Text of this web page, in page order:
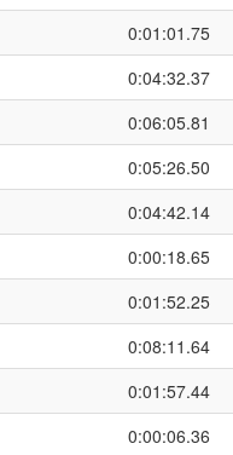
0:01:01.75
0:04:32.37
0:06:05.81
0:05:26.50
0:04:42.14
0:00:18.65
0:01:52.25
0:08:11.64
0:01:57.44
0:00:06.36